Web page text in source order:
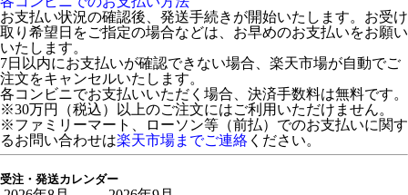
お支払い状況の確認後、発送手続きが開始いたします。お受け
取り希望日をご指定の場合などは、お早めのお支払いをお願い
いたします。
7日以内にお支払いが確認できない場合、楽天市場が自動でご
注文をキャンセルいたします。
各コンビニでお支払いいただく場合、決済手数料は無料です。
※30万円（税込）以上のご注文にはご利用いただけません。
※ファミリーマート、ローソン等（前払）でのお支払いに関す
るお問い合わせは楽天市場までご連絡 ください。
受注・発送カレンダー